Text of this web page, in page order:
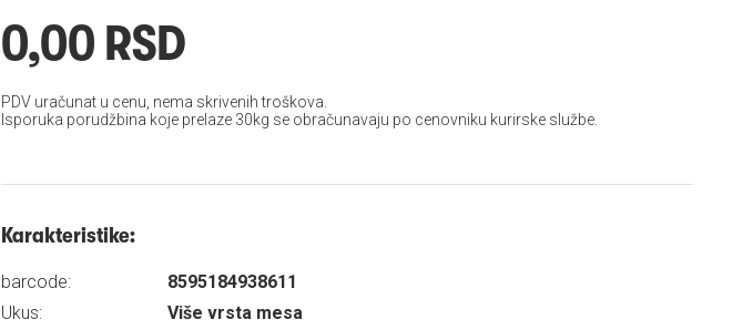
0,00 RSD
PDV uračunat u cenu, nema skrivenih troškova.
Isporuka porudžbina koje prelaze 30kg se obračunavaju po cenovniku kurirske službe.
Karakteristike:
barcode:
8595184938611
Ukus:
Više vrsta mesa